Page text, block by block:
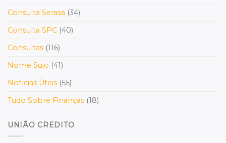
Consulta Serasa (34)
Consulta SPC (40)
Consultas (116)
Nome Sujo (41)
Notícias Úteis (55)
Tudo Sobre Finanças (18)
UNIÃO CREDITO